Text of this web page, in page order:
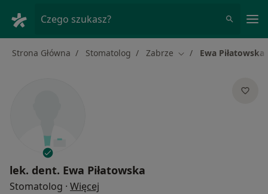
Czego szukasz?
Strona Główna Stomatolog Zabrze Zmień miasto
Ewa Piłatowska
lek. dent. Ewa Piłatowska
Stomatolog · Więcej